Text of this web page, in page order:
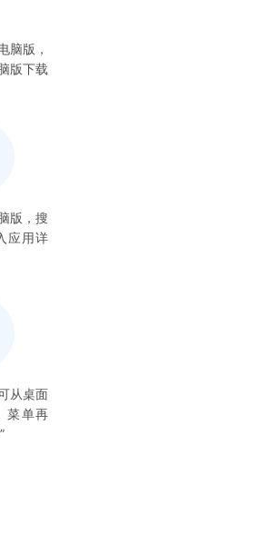
脑版，
版下载
版，搜
应用详
从桌面
菜单再
”